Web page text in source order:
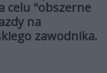
celu "obszerne
na
zawodnika.